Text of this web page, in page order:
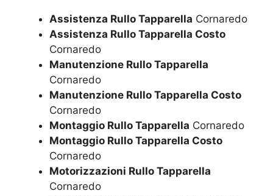
Assistenza Rullo Tapparella Cornaredo
Assistenza Rullo Tapparella Costo
Cornaredo
Manutenzione Rullo Tapparella
Cornaredo
Manutenzione Rullo Tapparella Costo
Cornaredo
Montaggio Rullo Tapparella Cornaredo
Montaggio Rullo Tapparella Costo
Cornaredo
Motorizzazioni Rullo Tapparella
Cornaredo